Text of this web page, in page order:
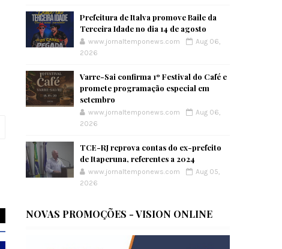
Prefeitura de Italva promove Baile da
Terceira Idade no dia 14 de agosto
www.jornaltemponews.com
Aug 06,
2026
Varre-Sai confirma 1º Festival do Café e
promete programação especial em
setembro
www.jornaltemponews.com
Aug 06,
2026
TCE-RJ reprova contas do ex-prefeito
de Itaperuna, referentes a 2024
www.jornaltemponews.com
Aug 05,
2026
NOVAS PROMOÇÕES - VISION ONLINE